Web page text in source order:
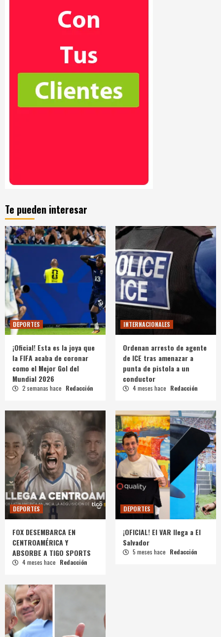
Te pueden interesar
DEPORTES
¡Oficial! Esta es la joya que
la FIFA acaba de coronar
como el Mejor Gol del
Mundial 2026
2 semanas hace Redacción
INTERNACIONALES
Ordenan arresto de agente
de ICE tras amenazar a
punta de pistola a un
conductor
4 meses hace Redacción
DEPORTES
FOX DESEMBARCA EN
CENTROAMÉRICA Y
ABSORBE A TIGO SPORTS
4 meses hace Redacción
DEPORTES
¡OFICIAL! El VAR llega a El
Salvador
5 meses hace Redacción